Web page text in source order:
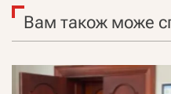
Вам також може